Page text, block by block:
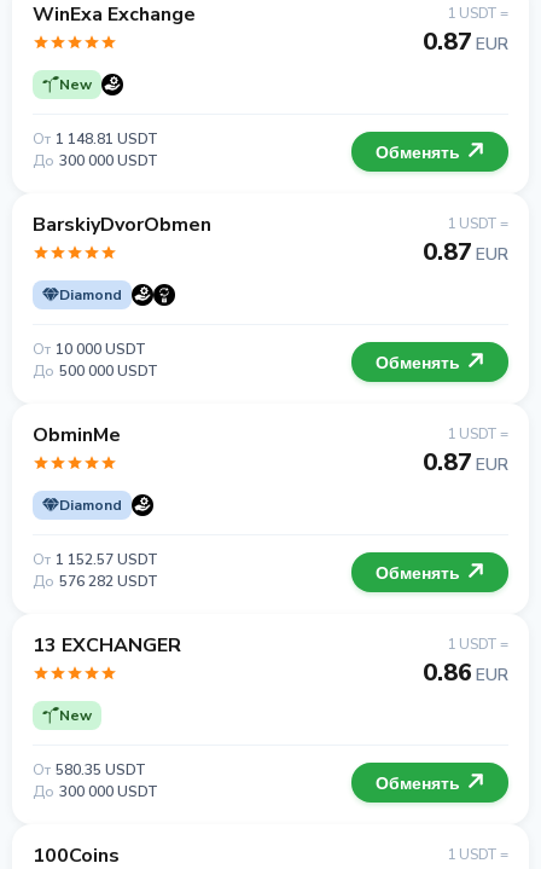
WinExa Exchange
New
1 USDT =
0.87 EUR
От 1 148.81 USDT
До 300 000 USDT Обменять
BarskiyDvorObmen
Diamond
1 USDT =
0.87 EUR
От 10 000 USDT
До 500 000 USDT Обменять
ObminMe
Diamond
1 USDT =
0.87 EUR
От 1 152.57 USDT
До 576 282 USDT Обменять
13 EXCHANGER
New
1 USDT =
0.86 EUR
От 580.35 USDT
До 300 000 USDT Обменять
100Coins 1 USDT =